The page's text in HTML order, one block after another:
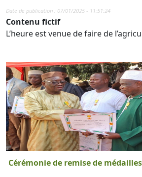
Date de publication : 07/01/2025 - 11:51:24
Contenu fictif
L’heure est venue de faire de
Cérémonie de remise de